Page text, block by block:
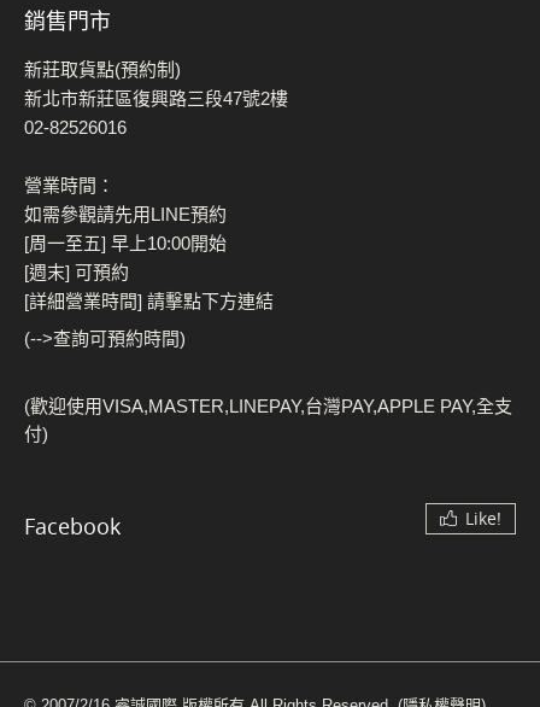
銷售門市
新莊取貨點(預約制)
新北市新莊區復興路三段47號2樓
02-82526016
營業時間：
如需參觀請先用LINE預約
[周一至五] 早上10:00開始
[週末] 可預約
[詳細營業時間] 請擊點下方連結
(-->查詢可預約時間)
(歡迎使用VISA,MASTER,LINEPAY,台灣PAY,APPLE PAY,全支
付)
Facebook Like!